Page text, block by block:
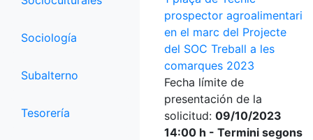
Sociología
Subalterno
Tesorería
prospector agroalimentari
en el marc del Projecte
del SOC Treball a les
comarques 2023
Fecha límite de
presentación de la
solicitud: 09/10/2023
14:00 h - Termini segons